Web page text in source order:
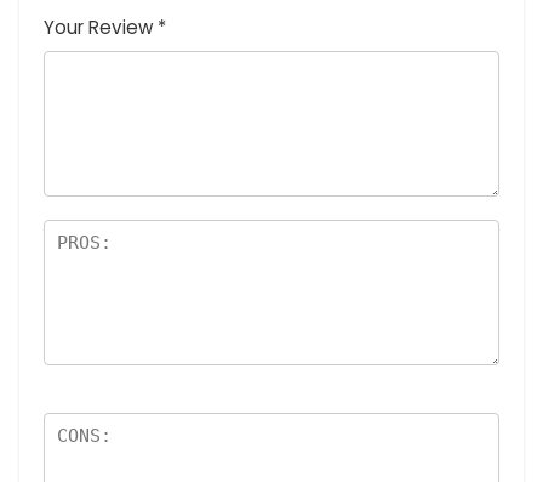
つ
星
価
星
(最
(最高
評価:
(最高評
価: 5つ
高評価: 5
つ星)
Your Review *